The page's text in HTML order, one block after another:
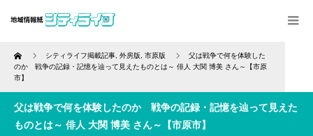
Home シティライフ掲載記事 外房版 市原版
父は戦争で何を体験した
のか 戦争の記録・記憶を辿って見えたものとは～ 俳人 大関 博美 さん～【市原
市】
父は戦争で何を体験したのか 戦争の記録・記憶を辿って見えた
ものとは～ 俳人 大関 博美 さん～【市原市】